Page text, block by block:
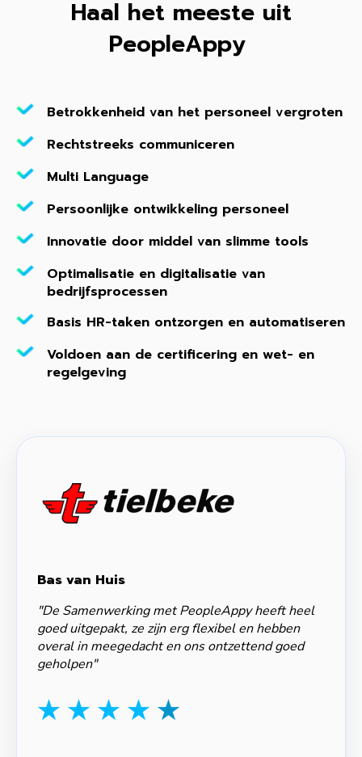
Haal het meeste uit
PeopleAppy
Betrokkenheid van het personeel vergroten
Rechtstreeks communiceren
Multi Language
Persoonlijke ontwikkeling personeel
Innovatie door middel van slimme tools
Optimalisatie en digitalisatie van
bedrijfsprocessen
Basis HR-taken ontzorgen en automatiseren
Voldoen aan de certificering en wet- en
regelgeving
Bas van Huis
"De Samenwerking met PeopleAppy heeft heel
goed uitgepakt, ze zijn erg flexibel en hebben
overal in meegedacht en ons ontzettend goed
geholpen"